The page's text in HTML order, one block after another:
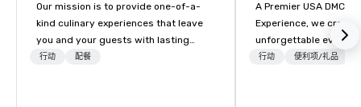
Our mission is to provide one-of-a-
kind culinary experiences that leave
you and your guests with lasting
memories and satiated palates. Every
行动 配餐
A Premier USA DMC Partner
Experience, we create
unforgettable events
access to premium
行动 便利项/礼品